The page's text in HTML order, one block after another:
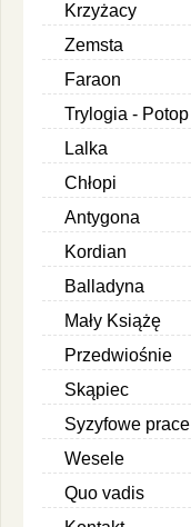
Krzyżacy
Zemsta
Faraon
Trylogia - Potop
Lalka
Chłopi
Antygona
Kordian
Balladyna
Mały Książę
Przedwiośnie
Skąpiec
Syzyfowe prace
Wesele
Quo vadis